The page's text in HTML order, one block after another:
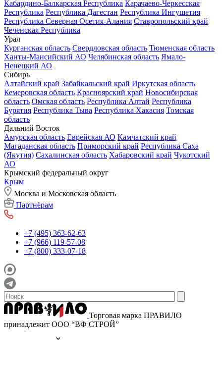
Кабардино-Балкарская Республика Карачаево-Черкесская
Республика Республика Дагестан Республика Ингушетия
Республика Северная Осетия-Алания Ставропольский край
Чеченская Республика
Урал
Курганская область Свердловская область Тюменская область
Ханты-Мансийский АО Челябинская область Ямало-
Ненецкий АО
Сибирь
Алтайский край Забайкальский край Иркутская область
Кемеровская область Красноярский край Новосибирская
область Омская область Республика Алтай Республика
Бурятия Республика Тыва Республика Хакасия Томская
область
Дальний Восток
Амурская область Еврейская АО Камчатский край
Магаданская область Приморский край Республика Саха
(Якутия) Сахалинская область Хабаровский край Чукотский
АО
Крымский федеральный округ
Крым
Москва и Московская область
Партнёрам
+7 (495) 363-62-63
+7 (966) 119-57-08
+7 (800) 333-07-18
Торговая марка ПРАВИЛО
принадлежит ООО “ВФ СТРОЙ”